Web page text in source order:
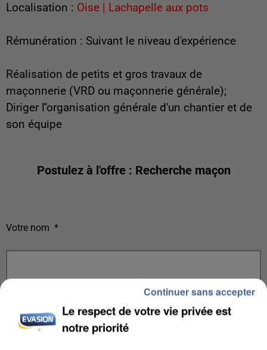
Localisation : Oise | Lachapelle aux pots
Rémunération : Suivant le niveau d'expérience
Réalisation de petits et gros travaux de
maçonnerie (VRD ou maçonnerie générale);
Diriger ľ'organisation générale d'un chantier et de
son équipe
Postulez à l'offre : Recherche maçon
Votre nom *
Le respect de votre vie privée est
notre priorité
Continuer sans accepter